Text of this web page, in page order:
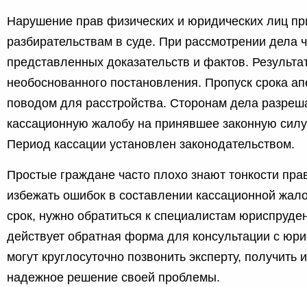
Нарушение прав физических и юридических лиц
разбирательствам в суде. При рассмотрении дела
представленных доказательств и фактов.
необоснованного постановления. Пропуск срока
поводом для расстройства. Сторонам дела
кассационную жалобу на принявшее законную
Период кассации установлен законодательством.
Простые граждане часто плохо знают тонкости
избежать ошибок в составлении кассационной
срок, нужно обратиться к специалистам
действует обратная форма для консультации с
могут круглосуточно позвонить эксперту,
надежное решение своей проблемы.